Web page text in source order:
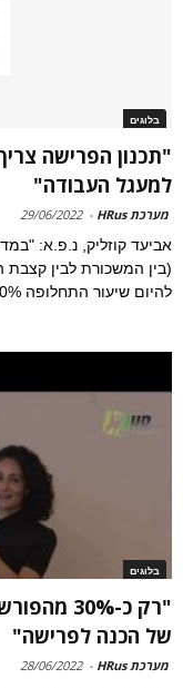
בלוגים
"תכנון הפרישה
למעגל העבודה"
מערכת HRus -
29/06/2022
אביעד קוזליק, נ.פ.א:
להיום שיעור התחלופה 40%-50%"
בלוגים
"רק כ-
של הכנה לפרישה"
מערכת HRus -
28/06/2022